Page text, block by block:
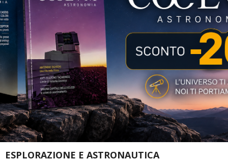
ESPLORAZIONE E ASTRONAUTICA